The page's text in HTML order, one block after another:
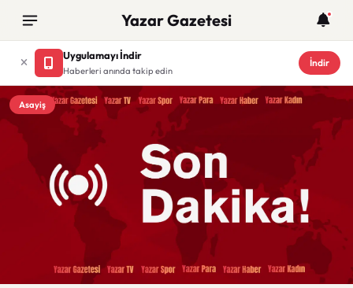
Yazar Gazetesi
Uygulamayı İndir
Haberleri anında takip edin
İndir
Asayiş